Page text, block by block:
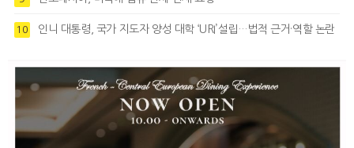
10 인니 대통령, 국가 지도자 양성 대학 ‘URI’설립…법적 근거·역할 논란